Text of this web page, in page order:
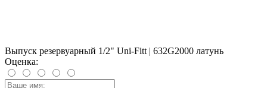
Выпуск резервуарный 1/2" Uni-Fitt | 632G2000 латунь
Оценка: